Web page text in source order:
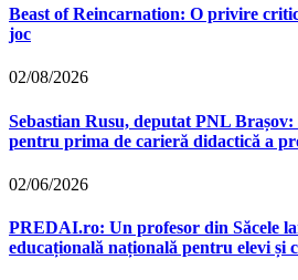
Beast of Reincarnation: O privire
joc
02/08/2026
Sebastian Rusu, deputat PNL Brașov:
pentru prima de carieră didactică a
02/06/2026
PREDAI.ro: Un profesor din Săcele
educațională națională pentru elevi și